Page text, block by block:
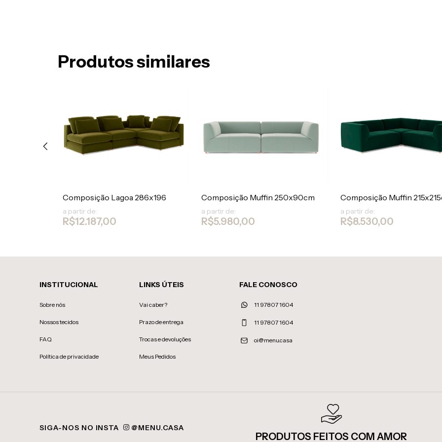
Produtos similares
Composição Lagoa 286x196
a partir de:
R$12.187,00
Composição Muffin 250x90cm
a partir de:
R$5.980,00
Composição Muffin
a partir de:
R$8.530,00
INSTITUCIONAL
Sobre nós
Nossos tecidos
FAQ
Política de privacidade
LINKS ÚTEIS
Vai caber?
Prazo de entrega
Trocas e devoluções
Meus Pedidos
FALE CONOSCO
11 97807 1604
11 97807 1604
oi@menu.casa
SIGA-NOS NO INSTA @MENU.CASA
PRODUTOS FEITOS COM AMOR